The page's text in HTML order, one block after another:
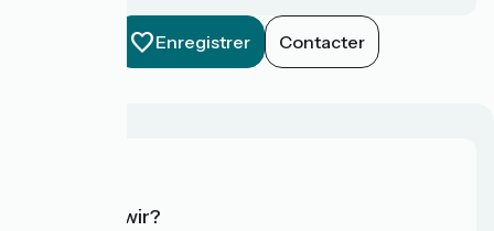
Enregistrer Contacter
Wer sind wir?